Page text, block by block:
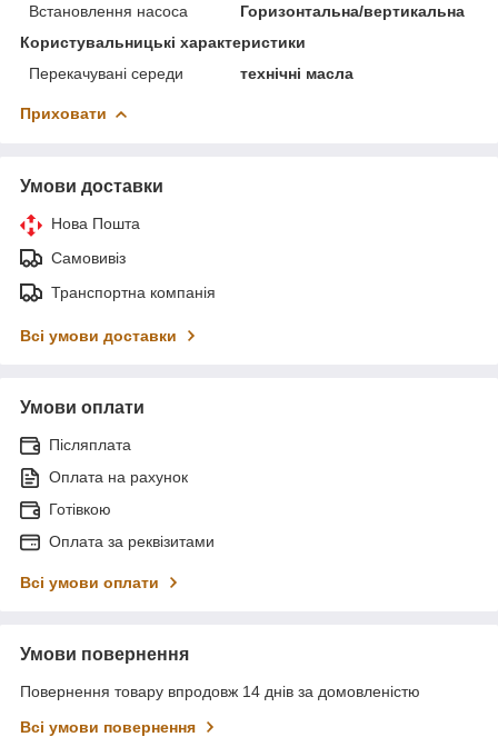
Встановлення насоса
Горизонтальна/вертикальна
Користувальницькі характеристики
Перекачувані середи
технічні масла
Приховати
Умови доставки
Нова Пошта
Самовивіз
Транспортна компанія
Всі умови доставки
Умови оплати
Післяплата
Оплата на рахунок
Готівкою
Оплата за реквізитами
Всі умови оплати
Умови повернення
Повернення товару впродовж 14 днів за домовленістю
Всі умови повернення